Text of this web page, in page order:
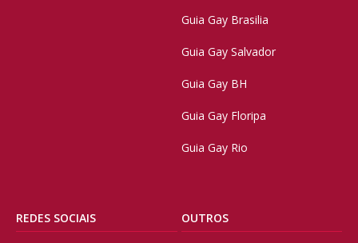
Guia Gay Brasilia
Guia Gay Salvador
Guia Gay BH
Guia Gay Floripa
Guia Gay Rio
REDES SOCIAIS OUTROS